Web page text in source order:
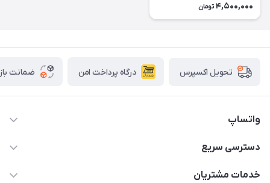
4,500,000 تومان
تحویل اکسپرس درگاه پرداخت امن ضمانت
واتساپ
09933276933 واتس اپ و اینستاگرام - فقط
دسترسی سریع
حساب کاربری
خدمات مشتریان